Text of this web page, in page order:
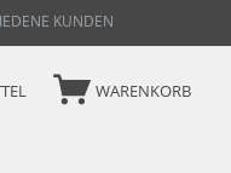
KUNDEN
WARENKORB